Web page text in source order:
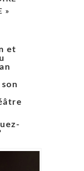
»
et